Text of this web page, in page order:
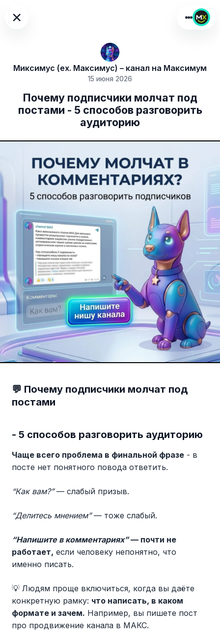
×
Миксимус (ex. Максимус) – канал на Максимум
15 июня 2026
Почему подписчики молчат под
постами - 5 способов разговорить
аудиторию
💬 Почему подписчики молчат под
постами
- 5 способов разговорить аудиторию
Чаще всего проблема в финальной фразе - в
посте нет понятного повода ответить.
“Как вам?”— слабый призыв.
“Делитесь мнением”— тоже слабый.
“Напишите в комментариях”— почти не
работает, если человеку непонятно, что
именно писать.
💡 Людям проще включиться, когда вы даёте
конкретную рамку: что написать, в каком
формате и зачем. Например, вы пишете пост
про продвижение канала в МАКС.